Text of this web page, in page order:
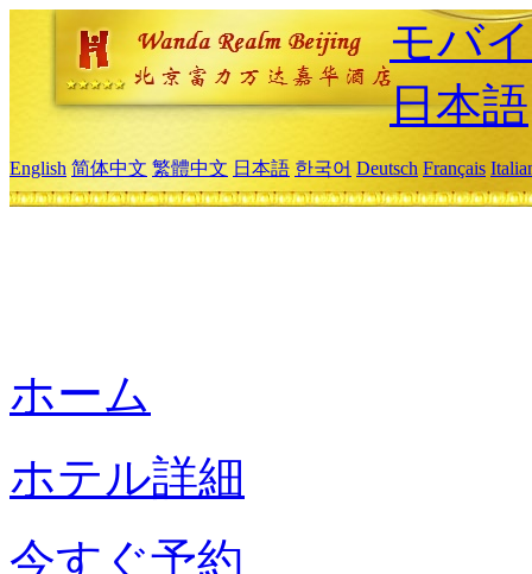
モバ
日本語
English 简体中文 繁體中文 日本語 한국어 Deutsch Français
ホーム
ホテル詳細
今すぐ予約